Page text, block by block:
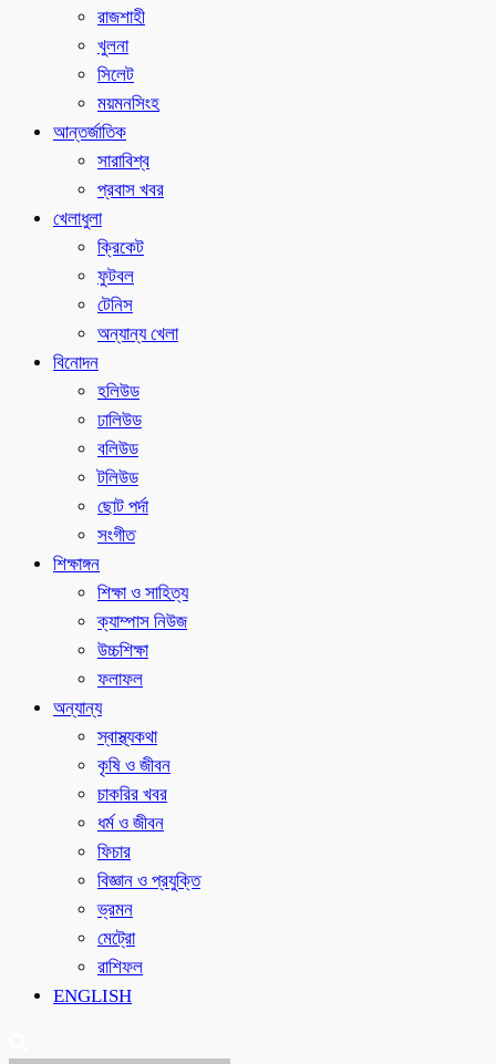
রাজশাহী
খুলনা
সিলেট
ময়মনসিংহ
আন্তর্জাতিক
সারাবিশ্ব
প্রবাস খবর
খেলাধুলা
ক্রিকেট
ফুটবল
টেনিস
অন্যান্য খেলা
বিনোদন
হলিউড
ঢালিউড
বলিউড
টলিউড
ছোট পর্দা
সংগীত
শিক্ষাঙ্গন
শিক্ষা ও সাহিত্য
ক্যাম্পাস নিউজ
উচ্চশিক্ষা
ফলাফল
অন্যান্য
স্বাস্থ্যকথা
কৃষি ও জীবন
চাকরির খবর
ধর্ম ও জীবন
ফিচার
বিজ্ঞান ও প্রযুক্তি
ভ্রমন
মেট্রো
রাশিফল
ENGLISH